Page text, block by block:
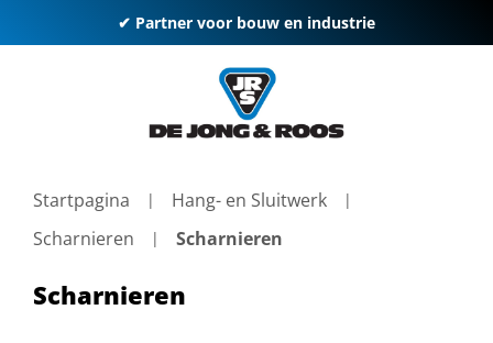
✔ Partner voor bouw en industrie
Startpagina
Hang- en Sluitwerk
Scharnieren
Scharnieren
Scharnieren